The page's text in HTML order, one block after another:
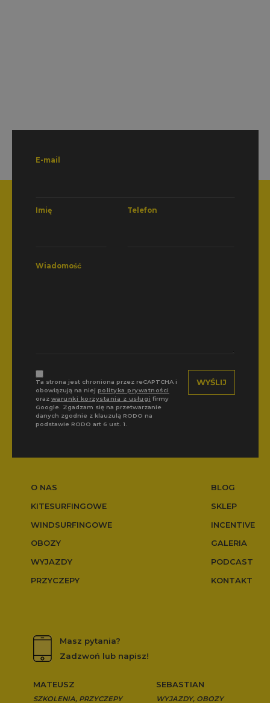
O NAS
KITESURFINGOWE
WINDSURFINGOWE
OBOZY
WYJAZDY
PRZYCZEPY
BLOG
SKLEP
INCENTIVE
GALERIA
PODCAST
KONTAKT
Masz pytania?
Zadzwoń lub napisz!
MATEUSZ
SZKOLENIA, PRZYCZEPY
SEBASTIAN
WYJAZDY, OBOZY
E-mail
Imię Telefon
Wiadomość
Ta strona jest chroniona przez reCAPTCHA i
obowiązują na niej polityka prywatności
oraz warunki korzystania z usługi firmy
Google. Zgadzam się na przetwarzanie
danych zgodnie z klauzulą RODO na
podstawie RODO art 6 ust. 1.